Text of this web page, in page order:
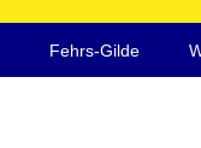
Fehrs-Gilde